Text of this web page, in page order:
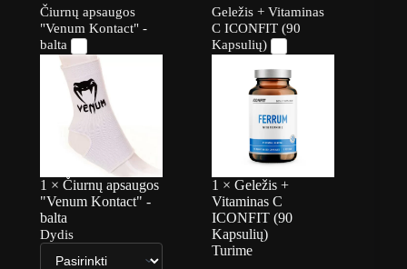
Čiurnų apsaugos
"Venum Kontact" -
balta
1 ×Čiurnų apsaugos
"Venum Kontact" -
balta
Dydis
Geležis + Vitaminas
C ICONFIT (90
Kapsulių)
1 × Geležis +
Vitaminas C
ICONFIT (90
Kapsulių)
Turime